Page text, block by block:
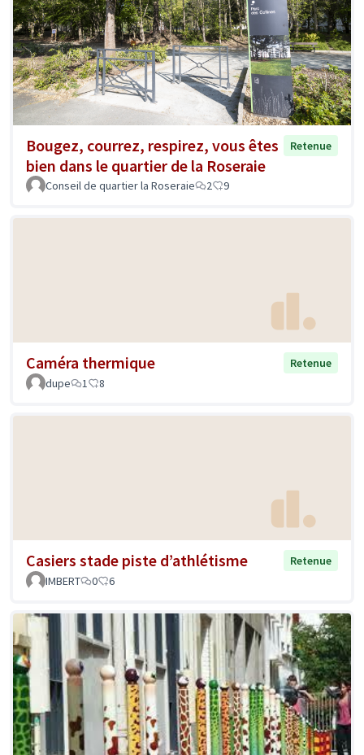
Bougez, courrez, respirez, vous êtes
bien dans le quartier de la Roseraie
Retenue
Conseil de quartier la Roseraie 2 9
Caméra thermique
Retenue
dupe
1 8
Casiers stade piste d’athlétisme
Retenue
IMBERT
0 6